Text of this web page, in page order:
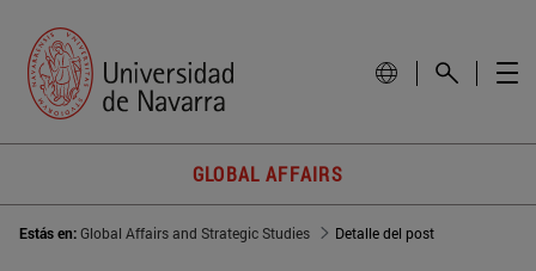
GLOBAL AFFAIRS
Estás en:Global Affairs and Strategic Studies Detalle del post